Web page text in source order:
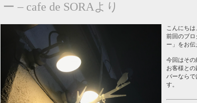
ー – cafe de SORAより
こんにちは
前回のブ
ー」をお伝
今回はそ
お客様との
バーならで
す。